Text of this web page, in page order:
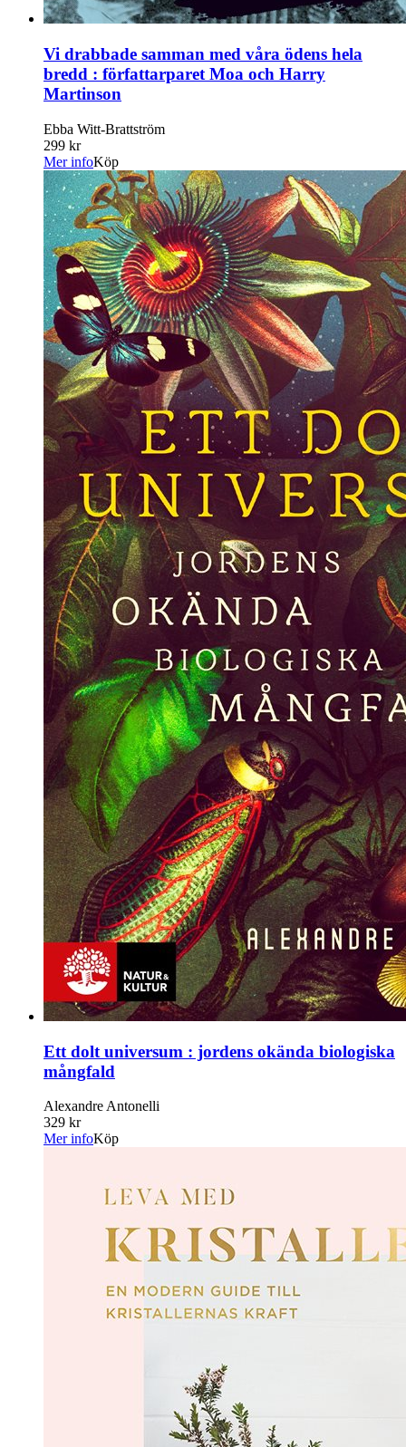
Vi drabbade samman med våra ödens hela
bredd : författarparet Moa och Harry
Martinson
Ebba Witt-Brattström
299 kr
Mer infoKöp
Ett dolt universum : jordens okända biologiska
mångfald
Alexandre Antonelli
329 kr
Mer infoKöp